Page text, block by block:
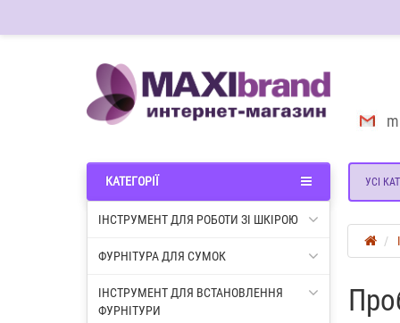
УСІ
КАТЕГОРІЇ
ІНСТРУМЕНТ ДЛЯ РОБОТИ ЗІ ШКІРОЮ
ФУРНІТУРА ДЛЯ СУМОК
ІНСТРУМЕНТ ДЛЯ ВСТАНОВЛЕННЯ
ФУРНІТУРИ